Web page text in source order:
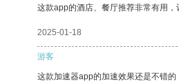
这款app的酒店、餐厅推荐非常有用，
2025-01-18
游客
这款加速器app的加速效果还是不错的